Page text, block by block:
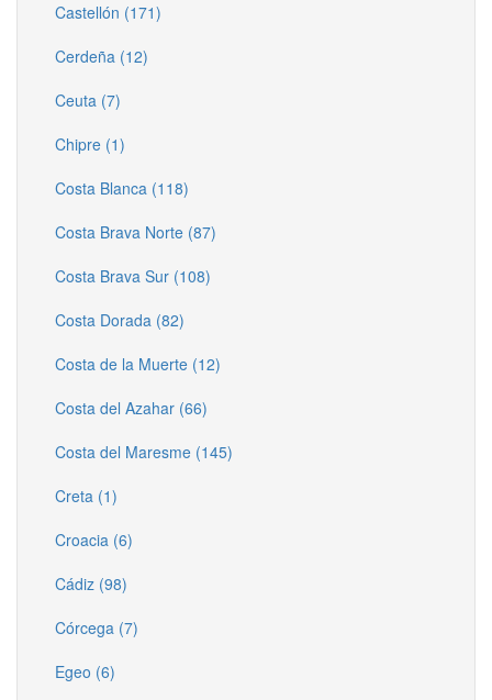
Castellón (171)
Cerdeña (12)
Ceuta (7)
Chipre (1)
Costa Blanca (118)
Costa Brava Norte (87)
Costa Brava Sur (108)
Costa Dorada (82)
Costa de la Muerte (12)
Costa del Azahar (66)
Costa del Maresme (145)
Creta (1)
Croacia (6)
Cádiz (98)
Córcega (7)
Egeo (6)